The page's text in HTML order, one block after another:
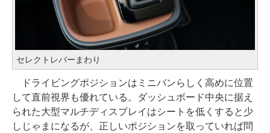
セレクトレバーまわり
ドライビングポジションはミニバンらしく高めに位置
して直前視界も優れている。ダッシュボード中央に据え
られた大型マルチディスプレイはシートを低くすると少
しじゃまになるが、正しいポジションを取っていれば問